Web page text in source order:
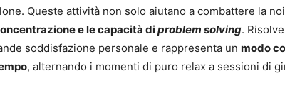
Queste attività non solo aiutano a combattere la
e le capacità diproblem solving.
soddisfazione personale e rappresenta un modo
, alternando i momenti di puro relax a sessioni di